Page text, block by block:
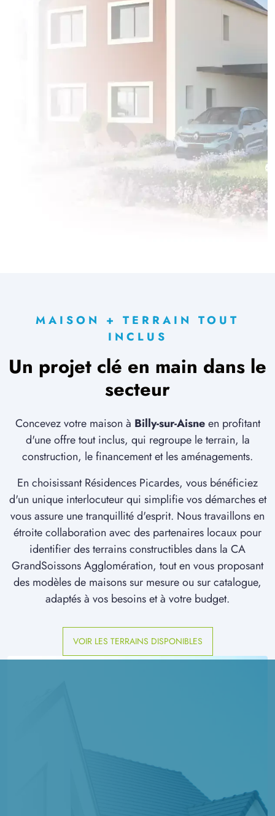
MAISON + TERRAIN TOUT
INCLUS
Un projet clé en main dans le
secteur
Concevez votre maison à Billy-sur-Aisneen profitant
d'une offre tout inclus, qui regroupe le terrain, la
construction, le financement et les aménagements.
En choisissant Résidences Picardes, vous bénéficiez
d'un unique interlocuteur qui simplifie vos démarches et
vous assure une tranquillité d'esprit. Nous travaillons en
étroite collaboration avec des partenaires locaux pour
identifier des terrains constructibles dans la CA
GrandSoissons Agglomération, tout en vous proposant
des modèles de maisons sur mesure ou sur catalogue,
adaptés à vos besoins et à votre budget.
VOIR LES TERRAINS DISPONIBLES